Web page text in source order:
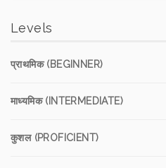
Levels
प्राथमिक (BEGINNER)
माध्यमिक (INTERMEDIATE)
कुशल (PROFICIENT)